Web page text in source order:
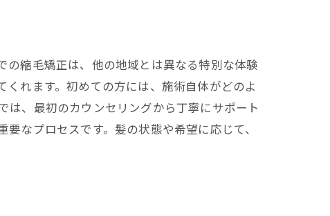
験
の縮毛矯正は、他の地域とは異なる特別な体験
れます。初めての方には、施術自体がどのよ
は、最初のカウンセリングから丁寧にサポート
なプロセスです。髪の状態や希望に応じて、